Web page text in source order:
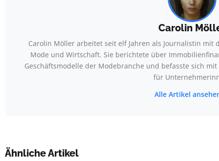
Carolin
Carolin Möller arbeitet seit elf Jahren als Journalistin mit
Mode und Wirtschaft. Sie berichtete über
Geschäftsmodelle der Modebranche und befasste sich
für
Alle Artikel
Ähnliche Artikel